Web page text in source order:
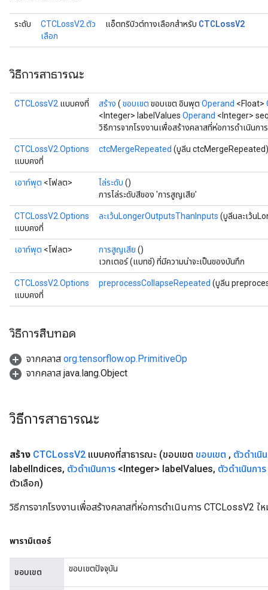
ระดับ
CTCLossV2.ตัว
เลือก
แอ็ตทริบิวต์ทางเลือกสำหรับ CTCLossV2
วิธีการสาธารณะ
CTCLossV2 แบบคงที่ สร้าง ( ขอบเขต ขอบเขต อินพุต Operand <Float>
<Integer> labelValues ​​Operand <Integer>
วิธีการจากโรงงานเพื่อสร้างคลาสที่ห่อการดำเนินกา
CTCLossV2.Options
แบบคงที่
ctcMergeRepeated (บูลีน ctcMergeRepeated)
เอาท์พุต <โฟลต> ไล่ระดับ ()
การไล่ระดับสีของ 'การสูญเสีย'
CTCLossV2.Options
แบบคงที่
ละเว้นLongerOutputsThanInputs (บูลีนละเว้น
เอาท์พุต <โฟลต> การสูญเสีย ()
เวกเตอร์ (แบทช์) ที่มีความน่าจะเป็นของบันทึก
CTCLossV2.Options
แบบคงที่
preprocessCollapseRepeated (บูลีน
วิธีการสืบทอด
จากคลาส org.tensorflow.op.PrimitiveOp
จากคลาส java.lang.Object
วิธีการสาธารณะ
สร้าง CTCLossV2 แบบคงที่สาธารณะ (ขอบเขต ขอบเขต , ตัวดำเนิ
labelIndices, ตัวดำเนินการ <Integer> labelValues, ตัวดำเนินการ
ตัวเลือก)
วิธีการจากโรงงานเพื่อสร้างคลาสที่ห่อการดำเนินการ CTCLossV2 ใ
พารามิเตอร์
ขอบเขต ขอบเขตปัจจุบัน